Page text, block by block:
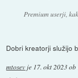
Premium userji,
Dobri kreatorji služijo
mtosev je 17. okt 2023